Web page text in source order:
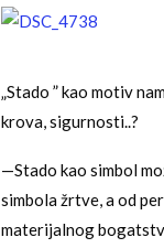
„Stado ” kao motiv
krova, sigurnosti..?
—Stado kao simbol
simbola žrtve, a od
materijalnog